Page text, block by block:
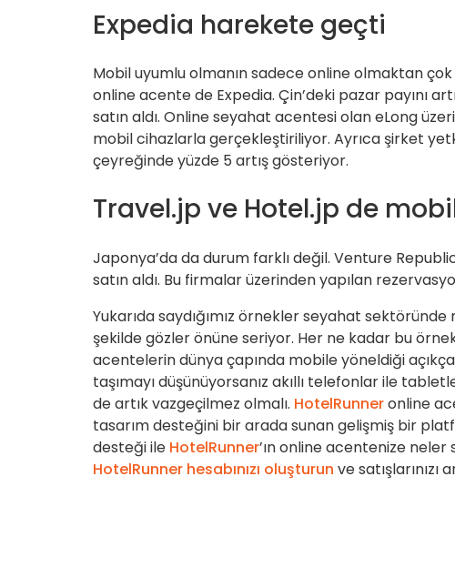
Expedia harekete geçti
Mobil uyumlu olmanın sadece online olmaktan
online acente de Expedia. Çin’deki pazar payını
satın aldı. Online seyahat acentesi olan eLong
mobil cihazlarla gerçekleştiriliyor. Ayrıca şirket
çeyreğinde yüzde 5 artış gösteriyor.
Travel.jp ve Hotel.jp de
Japonya’da da durum farklı değil. Venture
satın aldı. Bu firmalar üzerinden yapılan
Yukarıda saydığımız örnekler seyahat
şekilde gözler önüne seriyor. Her ne kadar bu
acentelerin dünya çapında mobile yöneldiği
taşımayı düşünüyorsanız akıllı telefonlar ile
de artık vazgeçilmez olmalı. HotelRunneronline
tasarım desteğini bir arada sunan gelişmiş bir
desteği ile HotelRunner’ın online acentenize
HotelRunner hesabınızı oluşturun ve